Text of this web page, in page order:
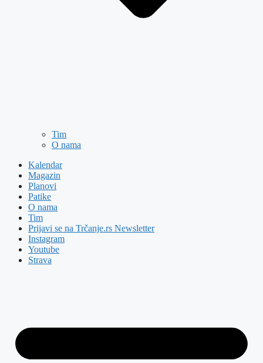
Tim
O nama
Kalendar
Magazin
Planovi
Patike
O nama
Tim
Prijavi se na Trčanje.rs Newsletter
Instagram
Youtube
Strava